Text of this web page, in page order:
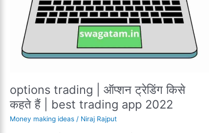
options trading | ऑप्शन ट्रेडिंग किसे
कहते हैं | best trading app 2022
Money making ideas / Niraj Rajput